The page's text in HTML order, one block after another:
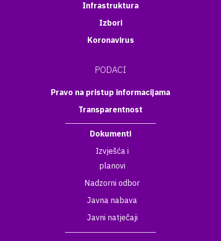
Infrastruktura
Izbori
Koronavirus
PODACI
Pravo na pristup informacijama
Transparentnost
Dokumenti
Izvješća i
planovi
Nadzorni odbor
Javna nabava
Javni natječaji